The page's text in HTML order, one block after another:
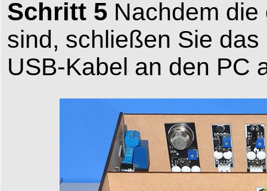
Schritt 5 Nachdem
sind, schließen Sie
USB-Kabel an den PC